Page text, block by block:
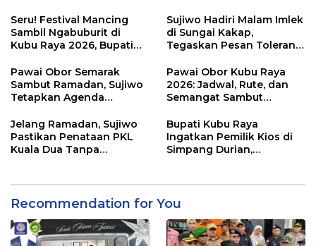
Wajah Kota Modern
Seru! Festival Mancing
Sambil Ngabuburit di
Kubu Raya 2026, Bupati
Ramaikan Ramadan
Sujiwo Hadiri Malam Imlek
di Sungai Kakap,
Tegaskan Pesan Toleransi
Pawai Obor Semarak
Sambut Ramadan, Sujiwo
Tetapkan Agenda
Pawai Obor Kubu Raya
2026: Jadwal, Rute, dan
Semangat Sambut
Jelang Ramadan, Sujiwo
Pastikan Penataan PKL
Kuala Dua Tanpa
Bupati Kubu Raya
Ingatkan Pemilik Kios di
Simpang Durian,
Recommendation for You